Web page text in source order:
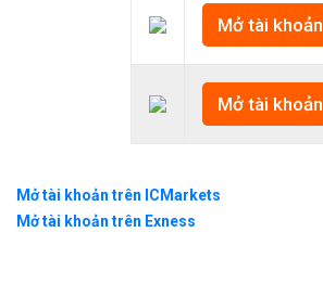
Mở tài khoản
Mở tài khoản
Mở tài khoản trên ICMarkets
Mở tài khoản trên Exness